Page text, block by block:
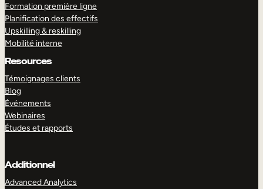
Formation première ligne
Planification des effectifs
Upskilling & reskilling
Mobilité interne
Resources
Témoignages clients
Blog
Événements
Webinaires
Études et rapports
Additionnel
Advanced Analytics